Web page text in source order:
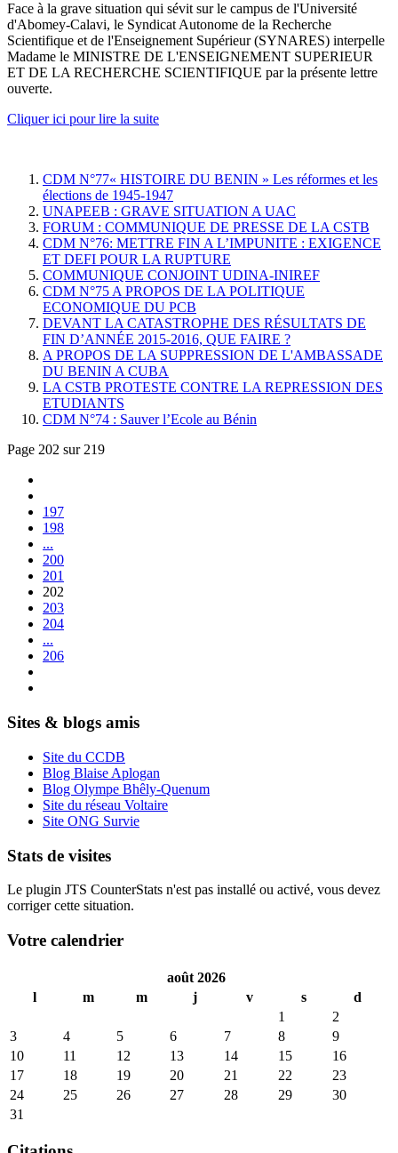
Face à la grave situation qui sévit sur le campus de l'Université
d'Abomey-Calavi, le Syndicat Autonome de la Recherche
Scientifique et de l'Enseignement Supérieur (SYNARES) interpelle
Madame le MINISTRE DE L'ENSEIGNEMENT SUPERIEUR
ET DE LA RECHERCHE SCIENTIFIQUE par la présente lettre
ouverte.
Cliquer ici pour lire la suite
CDM N°77« HISTOIRE DU BENIN » Les réformes et les
élections de 1945-1947
UNAPEEB : GRAVE SITUATION A UAC
FORUM : COMMUNIQUE DE PRESSE DE LA CSTB
CDM N°76: METTRE FIN A L’IMPUNITE : EXIGENCE
ET DEFI POUR LA RUPTURE
COMMUNIQUE CONJOINT UDINA-INIREF
CDM N°75 A PROPOS DE LA POLITIQUE
ECONOMIQUE DU PCB
DEVANT LA CATASTROPHE DES RÉSULTATS DE
FIN D’ANNÉE 2015-2016, QUE FAIRE ?
A PROPOS DE LA SUPPRESSION DE L'AMBASSADE
DU BENIN A CUBA
LA CSTB PROTESTE CONTRE LA REPRESSION DES
ETUDIANTS
CDM N°74 : Sauver l’Ecole au Bénin
Page 202 sur 219
197
198
...
200
201
202
203
204
...
206
Sites & blogs amis
Site du CCDB
Blog Blaise Aplogan
Blog Olympe Bhêly-Quenum
Site du réseau Voltaire
Site ONG Survie
Stats de visites
Le plugin JTS CounterStats n'est pas installé ou activé, vous devez
corriger cette situation.
Votre calendrier
août 2026
l
m m j v s
d
1
2
3
4 5 6 7 8
9
10
11 12 13 14 15
16
17
18 19 20 21 22
23
24
25 26 27 28 29
30
31